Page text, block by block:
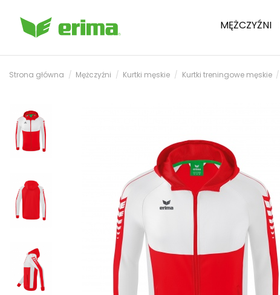
MĘŻCZYŹNI
Strona główna Mężczyźni Kurtki męskie Kurtki treningowe męskie